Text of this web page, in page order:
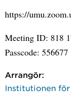
https://
Meeting ID: 818
Passcode: 556677
Arrangör:
Institutionen